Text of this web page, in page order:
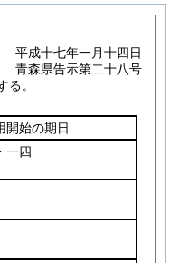
平成十七年一月十四日
青森県告示第二十八号
。
開始の期日
一四